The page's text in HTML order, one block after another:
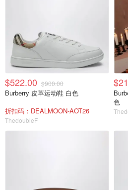
$522.00 $900.00
Burberry 皮革运动鞋 白色
折扣码：DEALMOON-AOT26
ThedoubleF
Burberry
色